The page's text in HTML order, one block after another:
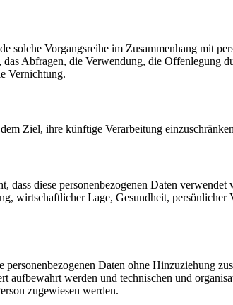
Vorgangsreihe im Zusammenhang mit
Abfragen, die Verwendung, die Offenlegung
Vernichtung.
Ziel, ihre künftige Verarbeitung
diese personenbezogenen Daten
wirtschaftlicher Lage, Gesundheit,
Daten ohne Hinzuziehung
werden und technischen und
zugewiesen werden.